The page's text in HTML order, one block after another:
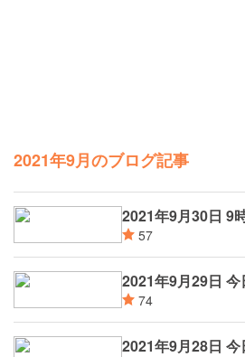
2021年9月のブログ記事
2021年9月30日 9
57
2021年9月29日 今
74
2021年9月28日 今